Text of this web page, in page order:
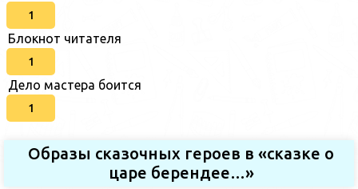
1
Блокнот читателя
1
Дело мастера боится
1
Образы сказочных героев в «сказке о
царе берендее…»